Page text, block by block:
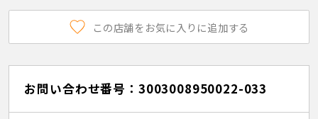
この店舗をお気に入りに追加する
お問い合わせ番号：3003008950022-033